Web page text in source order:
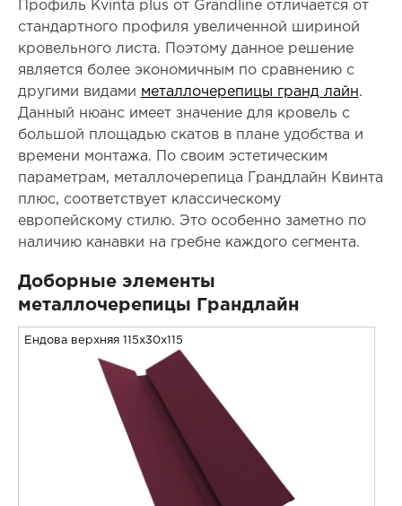
Профиль Kvinta plus от Grandline отличается от
стандартного профиля увеличенной шириной
кровельного листа. Поэтому данное решение
является более экономичным по сравнению с
другими видами металлочерепицы гранд лайн.
Данный нюанс имеет значение для кровель с
большой площадью скатов в плане удобства и
времени монтажа. По своим эстетическим
параметрам, металлочерепица Грандлайн Квинта
плюс, соответствует классическому
европейскому стилю. Это особенно заметно по
наличию канавки на гребне каждого сегмента.
Доборные элементы
металлочерепицы Грандлайн
Ендова верхняя 115x30x115